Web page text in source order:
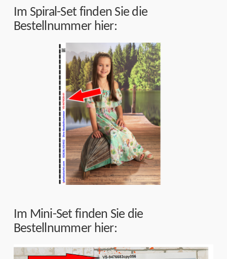
Im Spiral-Set finden Sie die
Bestellnummer hier:
Im Mini-Set finden Sie die
Bestellnummer hier: